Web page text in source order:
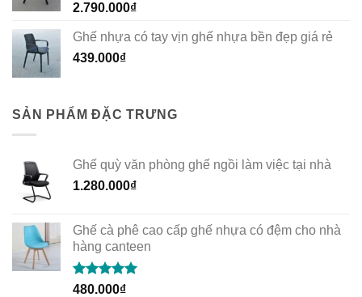
2.790.000₫
Ghế nhựa có tay vịn ghế nhựa bền đẹp giá rẻ
439.000₫
SẢN PHẨM ĐẶC TRƯNG
Ghế quỳ văn phòng ghế ngồi làm việc tại nhà
1.280.000₫
Ghế cà phê cao cấp ghế nhựa có đệm cho nhà
hàng canteen
Rated5.00
480.000₫